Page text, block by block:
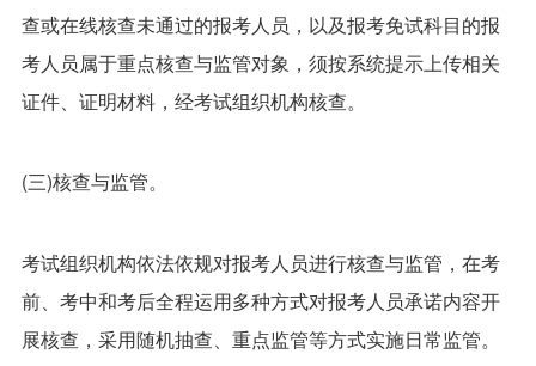
查或在线核查未通过的报考人员，以及报考免试科目的报
考人员属于重点核查与监管对象，须按系统提示上传相关
证件、证明材料，经考试组织机构核查。
(三)核查与监管。
考试组织机构依法依规对报考人员进行核查与监管，在考
前、考中和考后全程运用多种方式对报考人员承诺内容开
展核查，采用随机抽查、重点监管等方式实施日常监管。